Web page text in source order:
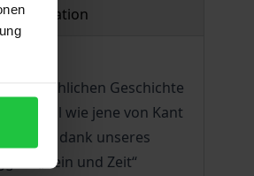
information
menschlichen Geschichte
wie jene von Kant
wir dank unseres
„Sein und Zeit“